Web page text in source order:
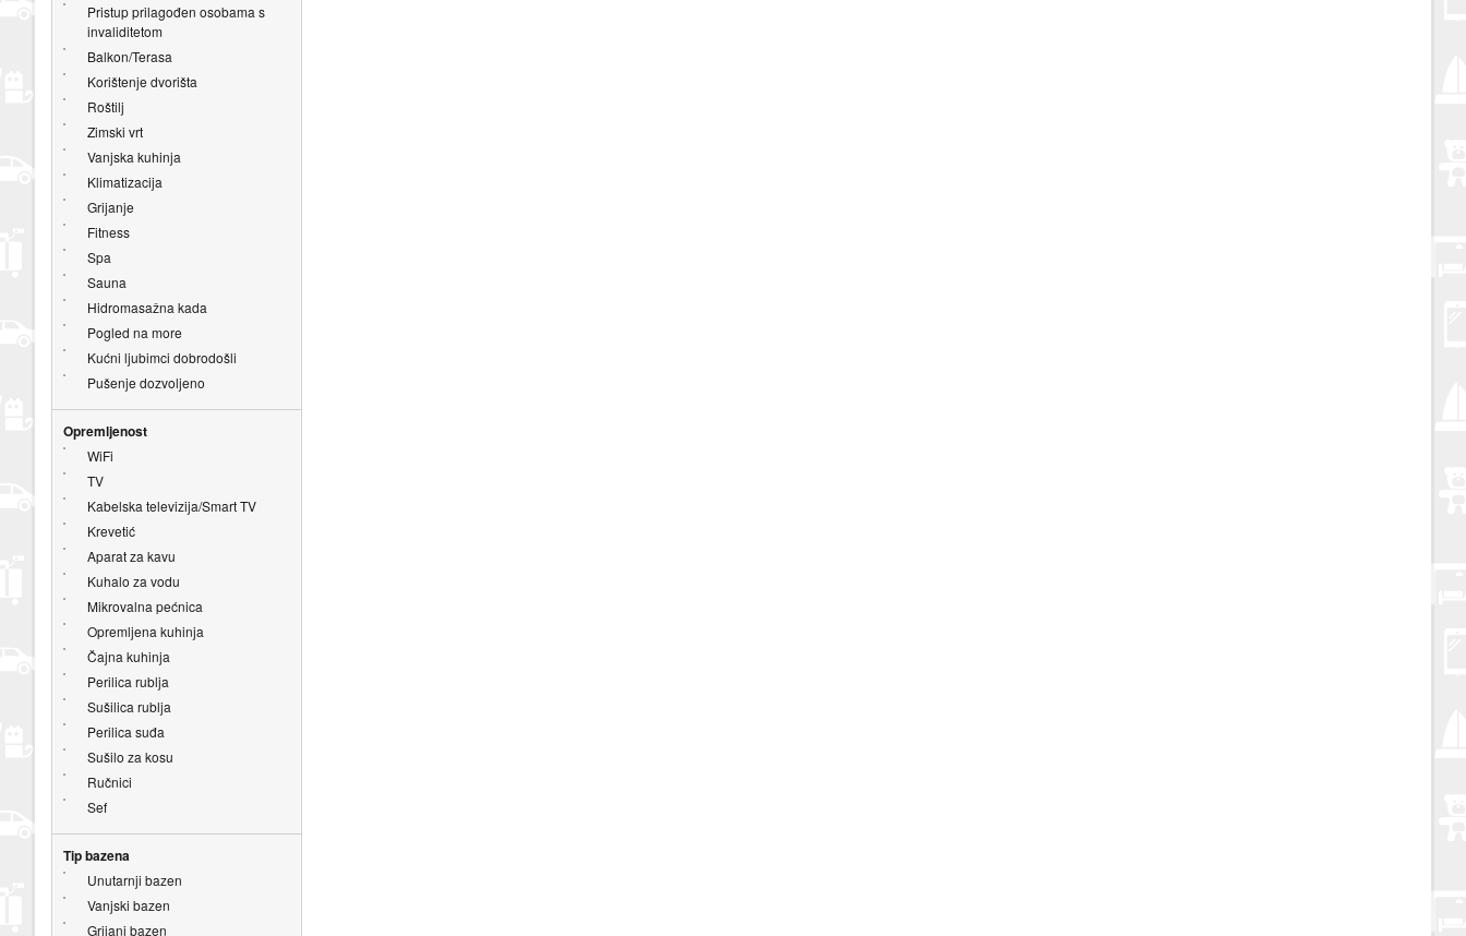
Pristup prilagođen osobama s
invaliditetom
Balkon/Terasa
Korištenje dvorišta
Roštilj
Zimski vrt
Vanjska kuhinja
Klimatizacija
Grijanje
Fitness
Spa
Sauna
Hidromasažna kada
Pogled na more
Kućni ljubimci dobrodošli
Pušenje dozvoljeno
Opremljenost
WiFi
TV
Kabelska televizija/Smart TV
Krevetić
Aparat za kavu
Kuhalo za vodu
Mikrovalna pećnica
Opremljena kuhinja
Čajna kuhinja
Perilica rublja
Sušilica rublja
Perilica suđa
Sušilo za kosu
Ručnici
Sef
Tip bazena
Unutarnji bazen
Vanjski bazen
Grijani bazen